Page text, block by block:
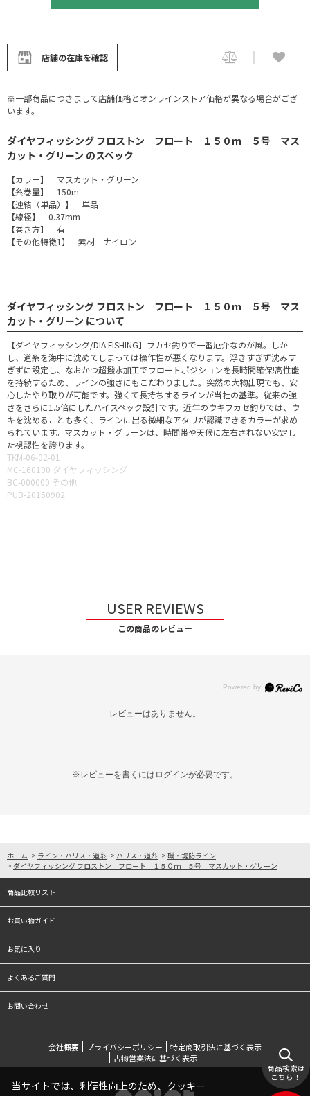
店舗の在庫を確認
※一部商品につきまして店舗価格とオンラインストア価格が異なる場合がござ
います。
ダイヤフィッシング フロストン フロート １５０ｍ ５号 マス
カット・グリーン のスペック
【カラー】 マスカット・グリーン
【糸巻量】 150m
【連結（単品）】 単品
【線径】 0.37mm
【巻き方】 有
【その他特徴1】 素材 ナイロン
ダイヤフィッシング フロストン フロート １５０ｍ ５号 マス
カット・グリーン について
【ダイヤフィッシング/DIA FISHING】フカセ釣りで一番厄介なのが風。しか
し、道糸を海中に沈めてしまっては操作性が悪くなります。浮きすぎず沈みす
ぎずに設定し、なおかつ超撥水加工でフロートポジションを長時間確保!高性能
を持続するため、ラインの強さにもこだわりました。突然の大物出現でも、安
心したやり取りが可能です。強くて長持ちするラインが当社の基準。従来の強
さをさらに1.5倍にしたハイスペック設計です。近年のウキフカセ釣りでは、ウ
キを沈めることも多く、ラインに出る微細なアタリが認識できるカラーが求め
られています。マスカット・グリーンは、時間帯や天候に左右されない安定し
た視認性を誇ります。
TKM-06-02-01
MC-160190 ダイヤフィッシング
BC-000000 その他
PUB-20150902
USER REVIEWS
この商品のレビュー
レビューはありません。
※レビューを書くには ログインが必要です。
ホーム > ライン・ハリス・道糸 > ハリス・道糸 > 磯・堤防ライン
> ダイヤフィッシング フロストン フロート １５０ｍ ５号 マスカット・グリーン
商品比較リスト
お買い物ガイド
お気に入り
よくあるご質問
お問い合わせ
会社概要 プライバシーポリシー
特定商取引法に基づく表示
古物営業法に基づく表示
商品検索は
こちら！
当サイトでは、利便性向上のため、クッキー